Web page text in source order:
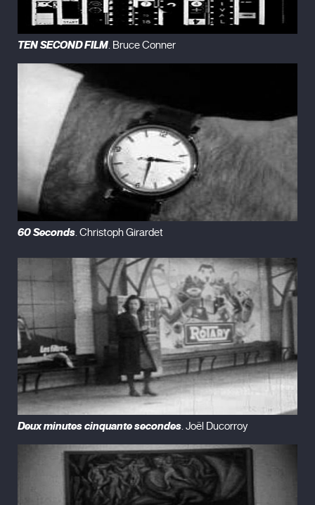
TEN SECOND FILM. Bruce Conner
60 Seconds . Christoph Girardet
Deux minutes cinquante secondes. Joël Ducorroy